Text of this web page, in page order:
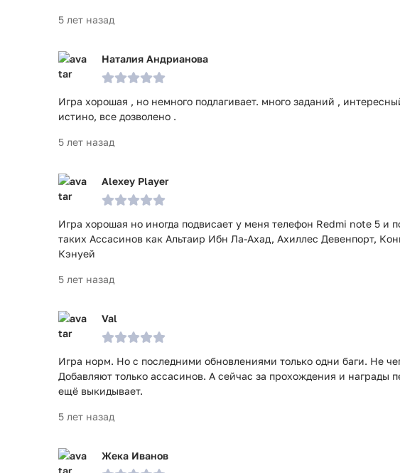
5 лет назад
Наталия Андрианова
Игра хорошая , но немного подлагивает. много заданий ,
истино, все дозволено .
5 лет назад
Alexey Player
Игра хорошая но иногда подвисает у меня телефон Redmi note 5 и
таких Ассасинов как Альтаир Ибн Ла-Ахад, Ахиллес Девенпорт,
Кэнуей
5 лет назад
Val
Игра норм. Но с последними обновлениями только одни баги. Не
Добавляют только ассасинов. А сейчас за прохождения и награды
ещё выкидывает.
5 лет назад
Жека Иванов